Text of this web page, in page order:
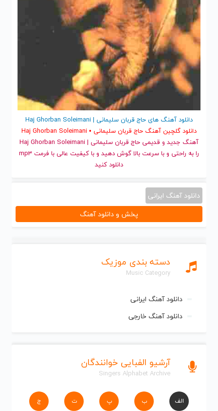
دسته بندی موزیک
Music Category
دانلود آهنگ ایرانی
دانلود آهنگ خارجی
آرشیو الفبایی خوانندگان
Singers Alphabet Archive
الف ب پ ت ج
دانلود آهنگ های حاج قربان سلیمانی | Haj Ghorban Soleimani
دانلود گلچین آهنگ حاج قربان سلیمانی • Haj Ghorban Soleimani
آهنگ جدید
و قدیمی حاج قربان سلیمانی | Haj Ghorban Soleimani
را به راحتی و با سرعت بالا گوش دهید و با کیفیت عالی با فرمت mp3
دانلود کنید
دانلود آهنگ ایرانی
پخش و دانلود آهنگ